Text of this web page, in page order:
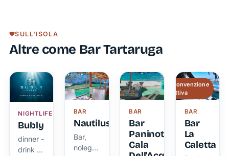
Tartaruga
di
tra mare
cristallino
e
tramonti
mozzafiato
nave
Maria
Costanza
frequentate
dell’isola
di Ponza
SULL'ISOLA
Altre come Bar Tartaruga
NIGHTLIFE
Bubly
dinner -
drink -
BAR
Nautilus
Bar,
noleggio
BAR
Bar
Paninoteca
Cala
BAR
Bar
La
Caletta
Convenzione
attiva